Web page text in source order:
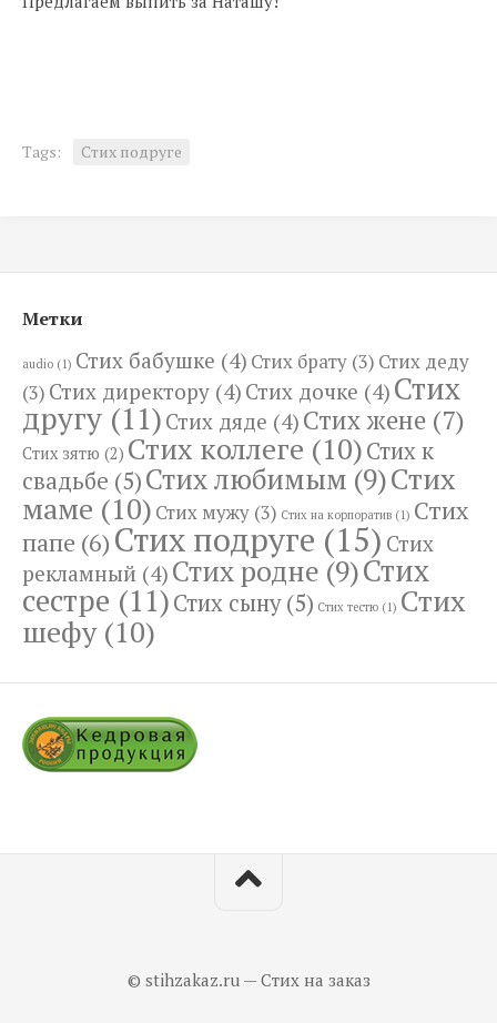
Tags: Стих подруге
Метки
audio (1) Стих бабушке (4) Стих брату (3) Стих деду
(3) Стих директору (4) Стих дочке (4) Стих
другу (11) Стих дяде (4) Стих жене (7)
Стих зятю (2) Стих коллеге (10)Стих к
свадьбе (5)Стих любимым (9)Стих
маме (10) Стих мужу (3) Стих на корпоратив (1) Стих
папе (6) Стих подруге (15) Стих
рекламный (4) Стих родне (9)Стих
сестре (11)Стих сыну(5) Стих тестю (1) Стих
шефу(10)
© stihzakaz.ru — Стих на заказ